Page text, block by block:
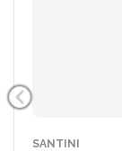
SANTINI